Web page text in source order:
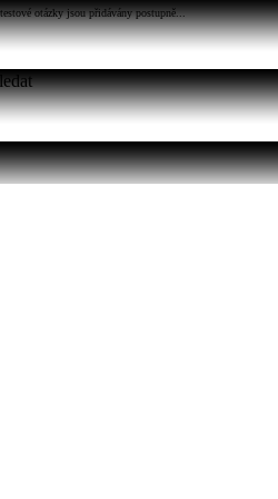
otázky jsou přidávány postupně...